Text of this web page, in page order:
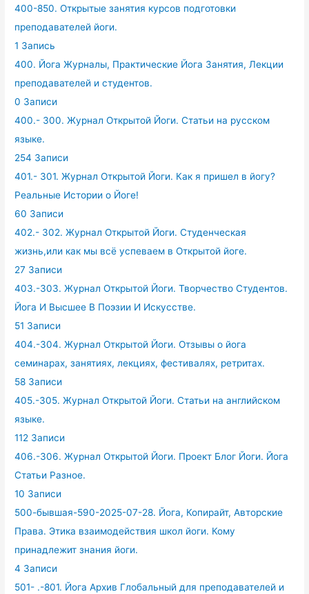
400-850. Открытые занятия курсов подготовки
преподавателей йоги.
1 Запись
400. Йога Журналы, Практические Йога Занятия, Лекции
преподавателей и студентов.
0 Записи
400.- 300. Журнал Открытой Йоги. Статьи на русском
языке.
254 Записи
401.- 301. Журнал Открытой Йоги. Как я пришел в йогу?
Реальные Истории о Йоге!
60 Записи
402.- 302. Журнал Открытой Йоги. Студенческая
жизнь,или как мы всё успеваем в Открытой йоге.
27 Записи
403.-303. Журнал Открытой Йоги. Творчество Студентов.
Йога И Высшее В Поэзии И Искусстве.
51 Записи
404.-304. Журнал Открытой Йоги. Отзывы о йога
семинарах, занятиях, лекциях, фестивалях, ретритах.
58 Записи
405.-305. Журнал Открытой Йоги. Статьи на английском
языке.
112 Записи
406.-306. Журнал Открытой Йоги. Проект Блог Йоги. Йога
Статьи Разное.
10 Записи
500-бывшая-590-2025-07-28. Йога, Копирайт, Авторские
Права. Этика взаимодействия школ йоги. Кому
принадлежит знания йоги.
4 Записи
501- .-801. Йога Архив Глобальный для преподавателей и